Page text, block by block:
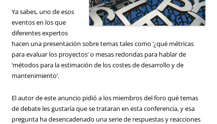
Ya sabes, uno de esos
eventos en los que
diferentes expertos
hacen una presentación sobre temas tales como ‘¿qué métricas
para evaluar los proyectos’ o mesas redondas para hablar de
‘métodos para la estimación de los costes de desarrollo y de
mantenimiento’.
El autor de este anuncio pidió a los miembros del foro qué temas
de debate les gustaría que se trataran en esta conferencia, y esa
pregunta ha desencadenado una serie de respuestas y reacciones